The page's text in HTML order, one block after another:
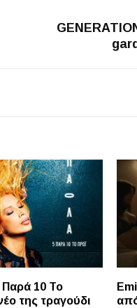
Παρά 10 Το
της τραγούδι